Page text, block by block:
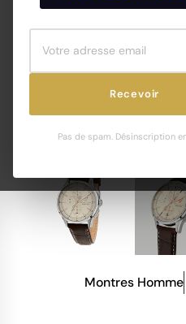
Recevoir
Pas de spam. Désinscription
Montres Homme